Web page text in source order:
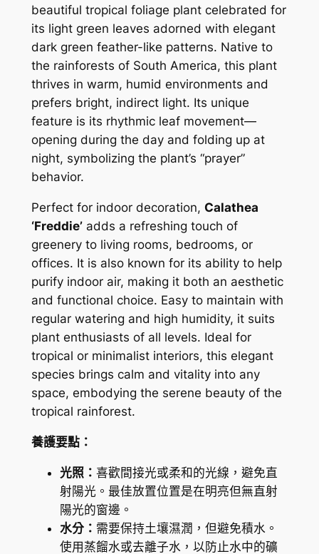
F
r
e
d
d
i
e
'
數
量
beautiful tropical foliage plant celebrated for
its light green leaves adorned with elegant
dark green feather-like patterns. Native to
the rainforests of South America, this plant
thrives in warm, humid environments and
prefers bright, indirect light. Its unique
feature is its rhythmic leaf movement—
opening during the day and folding up at
night, symbolizing the plant’s “prayer”
behavior.
Perfect for indoor decoration, Calathea
‘Freddie’adds a refreshing touch of
greenery to living rooms, bedrooms, or
offices. It is also known for its ability to help
purify indoor air, making it both an aesthetic
and functional choice. Easy to maintain with
regular watering and high humidity, it suits
plant enthusiasts of all levels. Ideal for
tropical or minimalist interiors, this elegant
species brings calm and vitality into any
space, embodying the serene beauty of the
tropical rainforest.
養護要點：
光照： 喜歡間接光或柔和的光線，避免直
射陽光。最佳放置位置是在明亮但無直射
陽光的窗邊。
水分： 需要保持土壤濕潤，但避免積水。
使用蒸餾水或去離子水，以防止水中的礦